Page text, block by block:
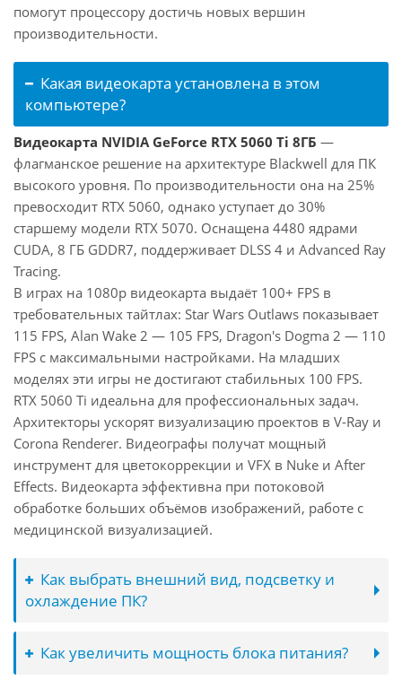
помогут процессору достичь новых вершин
производительности.
Какая видеокарта установлена в этом
компьютере?
Видеокарта NVIDIA GeForce RTX 5060 Ti 8ГБ —
флагманское решение на архитектуре Blackwell для ПК
высокого уровня. По производительности она на 25%
превосходит RTX 5060, однако уступает до 30%
старшему модели RTX 5070. Оснащена 4480 ядрами
CUDA, 8 ГБ GDDR7, поддерживает DLSS 4 и Advanced Ray
Tracing.
В играх на 1080p видеокарта выдаёт 100+ FPS в
требовательных тайтлах: Star Wars Outlaws показывает
115 FPS, Alan Wake 2 — 105 FPS, Dragon's Dogma 2 — 110
FPS с максимальными настройками. На младших
моделях эти игры не достигают стабильных 100 FPS.
RTX 5060 Ti идеальна для профессиональных задач.
Архитекторы ускорят визуализацию проектов в V-Ray и
Corona Renderer. Видеографы получат мощный
инструмент для цветокоррекции и VFX в Nuke и After
Effects. Видеокарта эффективна при потоковой
обработке больших объёмов изображений, работе с
медицинской визуализацией.
Как выбрать внешний вид, подсветку и
охлаждение ПК?
Как увеличить мощность блока питания?